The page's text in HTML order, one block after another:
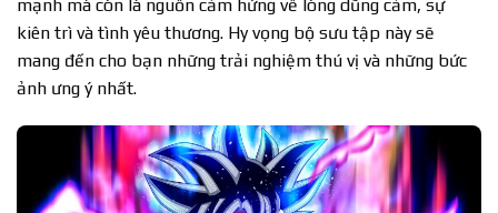
mạnh mà còn là nguồn cảm hứng về lòng dũng cảm, sự
kiên trì và tình yêu thương. Hy vọng bộ sưu tập này sẽ
mang đến cho bạn những trải nghiệm thú vị và những bức
ảnh ưng ý nhất.